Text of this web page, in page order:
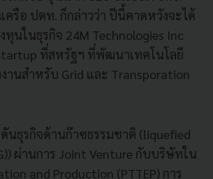
ครือ ปตท. ก็กล่าวว่า ปีนี้คาดหวังจะได้
ทุนในธุรกิจ 24M Technologies Inc
ที่สหรัฐฯ ที่พัฒนาเทคโนโลยี
านสำหรับ Grid และ Transporation
นธุรกิจด้านก๊าซธรรมชาติ (liquefied
ผ่านการ Joint Venture กับบริษัทใน
and Production (PTTEP) การ